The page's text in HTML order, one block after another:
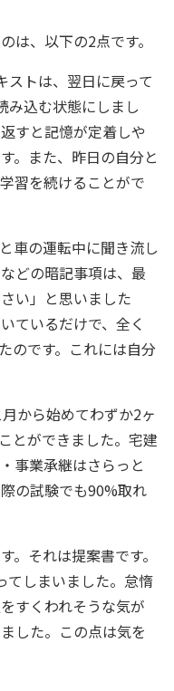
は、以下の2点です。
ストは、翌日に戻って
み込む状態にしまし
すと記憶が定着しや
。また、昨日の自分と
習を続けることがで
車の運転中に聞き流し
どの暗記事項は、最
い」と思いました
ているだけで、全く
のです。これには自分
から始めてわずか2ヶ
とができました。宅建
事業承継はさらっと
の試験でも90%取れ
。それは提案書です。
てしまいました。怠惰
すくわれそうな気が
した。この点は気を